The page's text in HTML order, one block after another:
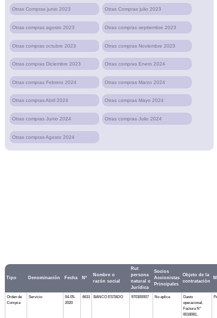
Otras Compras junio 2023 Otras Compras julio 2023
Otras compras agosto 2023 Otras compras septiembre 2023
Otras compras octubre 2023 Otras compras Noviembre 2023
Otras compras Diciembre 2023 Otras compras Enero 2024
Otras compras Febrero 2024 Otras compras Marzo 2024
Otras compras Abril 2024 Otras compras Mayo 2024
Otras compras Junio 2024 Otras compras Julio 2024
Otras compras Agosto 2024
Tipo Denominación Fecha Nº
Nombre o
razón social
Rut
persona
natural o
Jurídica
Socios
Accionistas
Principales
Objeto de la
contratación
Orden de
Compra
Servicio
04-05-
2020
6631 BANCO ESTADO 970300007 No aplica
Gasto
operacional,
Factura N°
6018081,